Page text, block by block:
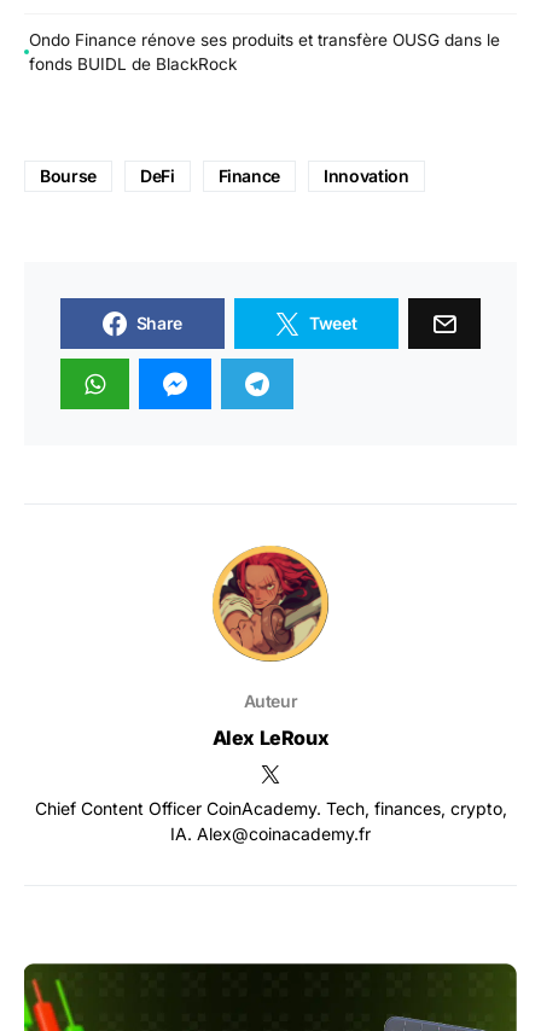
Ondo Finance rénove ses produits et transfère OUSG dans le
fonds BUIDL de BlackRock
Bourse DeFi Finance Innovation
Share Tweet
Auteur
Alex LeRoux
Chief Content Officer CoinAcademy. Tech, finances, crypto,
IA. Alex@coinacademy.fr